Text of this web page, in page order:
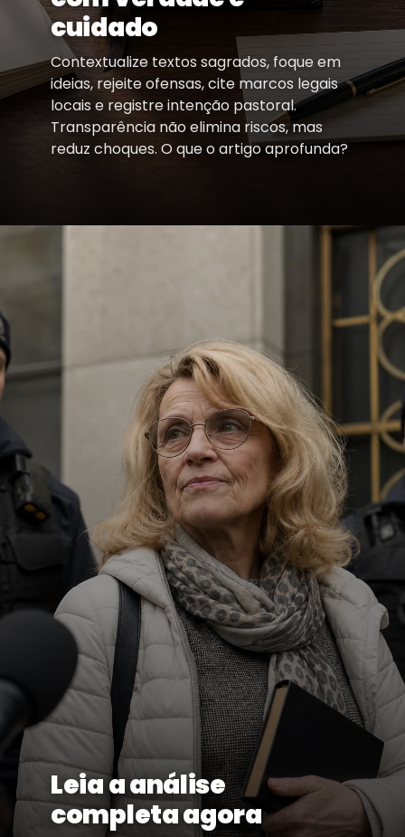
cuidado
Contextualize textos sagrados, foque em
ideias, rejeite ofensas, cite marcos legais
locais e registre intenção pastoral.
Transparência não elimina riscos, mas
reduz choques. O que o artigo aprofunda?
Leia a análise
completa agora